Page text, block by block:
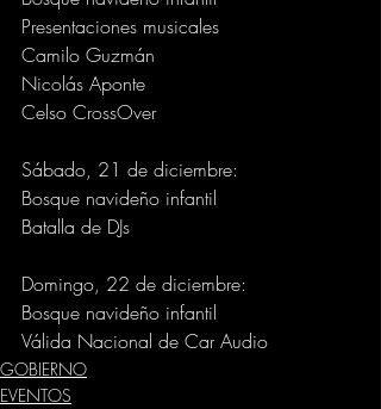
Presentaciones musicales
Camilo Guzmán
Nicolás Aponte
Celso CrossOver
Sábado, 21 de diciembre:
Bosque navideño infantil
Batalla de DJs
Domingo, 22 de diciembre:
Bosque navideño infantil
Válida Nacional de Car Audio
GOBIERNO
EVENTOS